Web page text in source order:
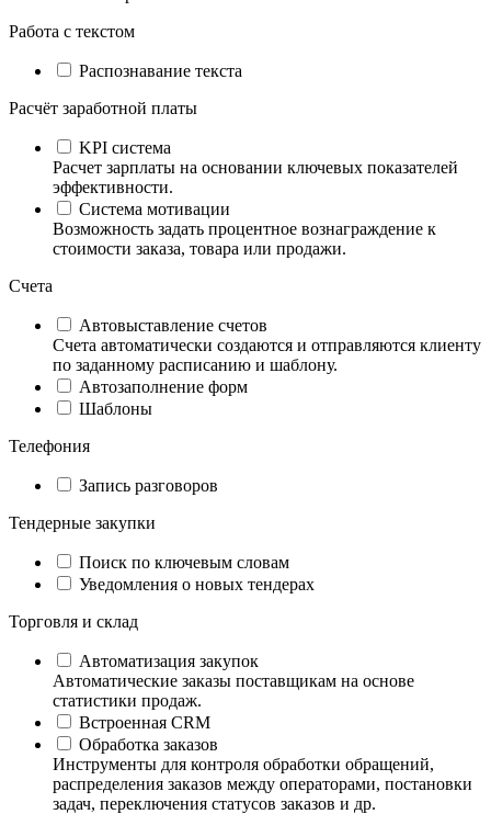
Работа с текстом
Распознавание текста
Расчёт заработной платы
KPI система
Расчет зарплаты на основании ключевых показателей
эффективности.
Система мотивации
Возможность задать процентное вознаграждение к
стоимости заказа, товара или продажи.
Счета
Автовыставление счетов
Счета автоматически создаются и отправляются клиенту
по заданному расписанию и шаблону.
Автозаполнение форм
Шаблоны
Телефония
Запись разговоров
Тендерные закупки
Поиск по ключевым словам
Уведомления о новых тендерах
Торговля и склад
Автоматизация закупок
Автоматические заказы поставщикам на основе
статистики продаж.
Встроенная CRM
Обработка заказов
Инструменты для контроля обработки обращений,
распределения заказов между операторами, постановки
задач, переключения статусов заказов и др.